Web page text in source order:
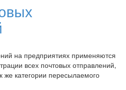
на предприятиях применяются
всех почтовых отправлений,
же категории пересылаемого